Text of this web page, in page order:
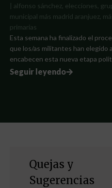
| alfonso sánchez elecciones
municipal más madrid aranjuez
primarias
Esta semana ha finalizado el
que los/as militantes han elegido
encabecen esta nueva etapa
Seguir leyendo
Quejas y
Sugerencias